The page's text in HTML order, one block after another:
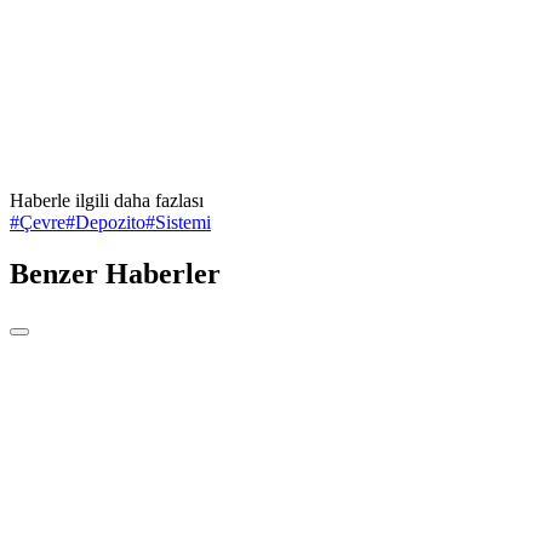
Haberle ilgili daha fazlası
#Çevre#Depozito#Sistemi
Benzer Haberler